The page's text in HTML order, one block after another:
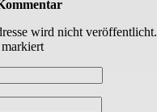
wird nicht veröffentlicht.
markiert